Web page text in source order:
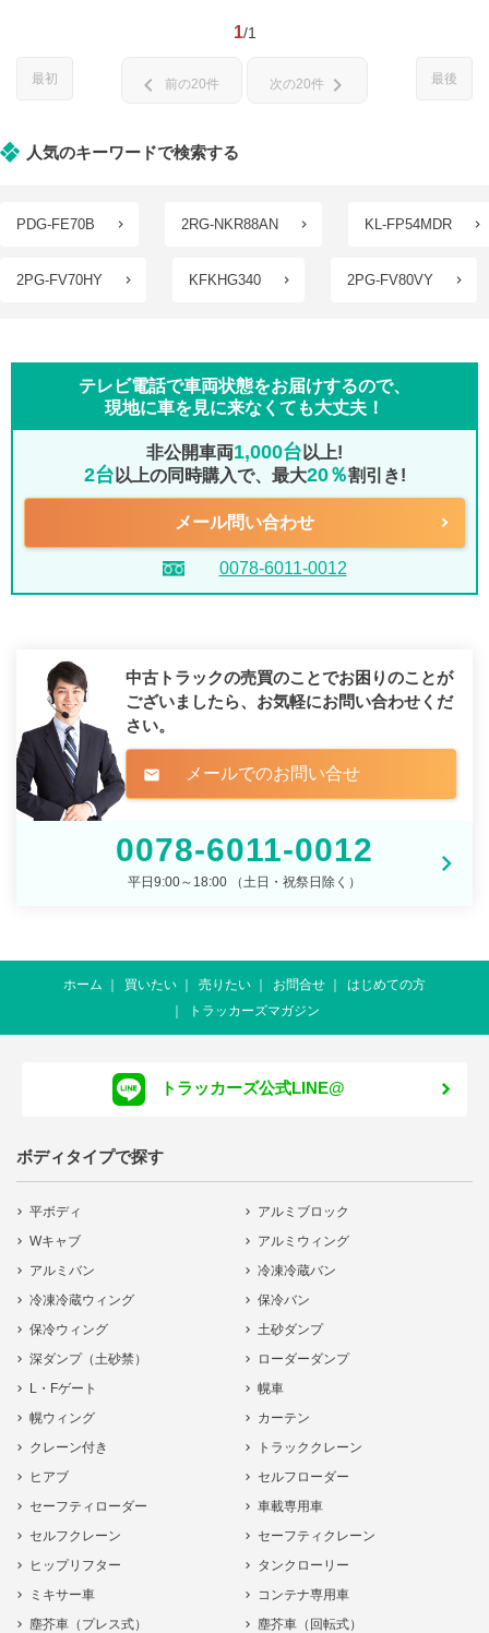
1/1
最初 最後
chevron_left 前の20件 次の20件 chevron_right
人気のキーワードで検索する
PDG-FE70B 2RG-NKR88AN KL-FP54MDR
2PG-FV70HY KFKHG340 2PG-FV80VY
テレビ電話で車両状態をお届けするので、
現地に車を見に来なくても大丈夫！
非公開車両1,000台 以上!
2台 以上の同時購入で、最大20％割引き!
メール問い合わせ
0078-6011-0012
中古トラックの売買のことでお困りのことが
ございましたら、 お気軽にお問い合わせくだ
さい。
mail メールでのお問い合せ
0078-6011-0012
平日9:00～18:00 （土日・祝祭日除く）
ホーム 買いたい 売りたい お問合せ
はじめての方
トラッカーズマガジン
トラッカーズ公式LINE@
ボディタイプで探す
平ボディ
アルミブロック
Wキャブ
アルミウィング
アルミバン
冷凍冷蔵バン
冷凍冷蔵ウィング
保冷バン
保冷ウィング
土砂ダンプ
深ダンプ（土砂禁）
ローダーダンプ
L・Fゲート
幌車
幌ウィング
カーテン
クレーン付き
トラッククレーン
ヒアブ
セルフローダー
セーフティローダー
車載専用車
セルフクレーン
セーフティクレーン
ヒップリフター
タンクローリー
ミキサー車
コンテナ専用車
塵芥車（プレス式）
塵芥車（回転式）